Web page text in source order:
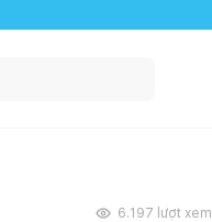
6.197 lượt xem